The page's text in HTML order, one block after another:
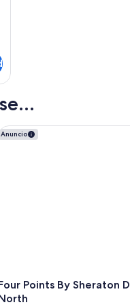
Anuncio
Points By Sheraton
Points By Sheraton